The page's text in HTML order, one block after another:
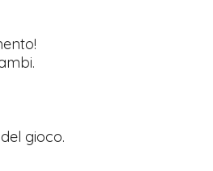
gioco.